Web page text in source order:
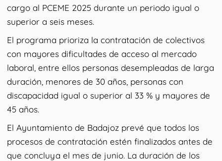
cargo al PCEME 2025 durante un periodo igual o
superior a seis meses.
El programa prioriza la contratación de colectivos
con mayores dificultades de acceso al mercado
laboral, entre ellos personas desempleadas de larga
duración, menores de 30 años, personas con
discapacidad igual o superior al 33 % y mayores de
45 años.
El Ayuntamiento de Badajoz prevé que todos los
procesos de contratación estén finalizados antes de
que concluya el mes de junio. La duración de los